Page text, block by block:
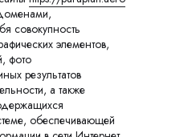
совокупность
элементов,
фото
результатов
а также
обеспечивающей